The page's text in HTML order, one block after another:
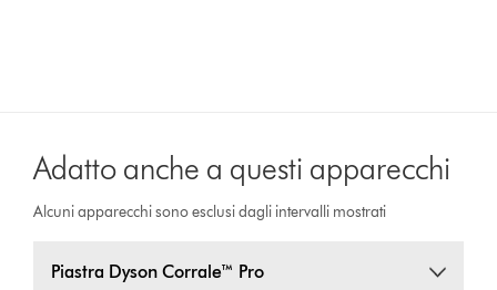
Adatto anche a questi apparecchi
Alcuni apparecchi sono esclusi dagli intervalli mostrati
Piastra Dyson Corrale™ Pro